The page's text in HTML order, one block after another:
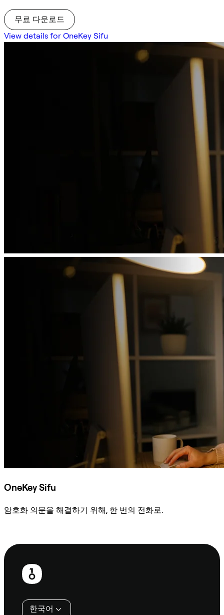
무료 다운로드
View details for OneKey Sifu
OneKey Sifu
암호화 의문을 해결하기 위해, 한 번의 전화로.
보
한국어